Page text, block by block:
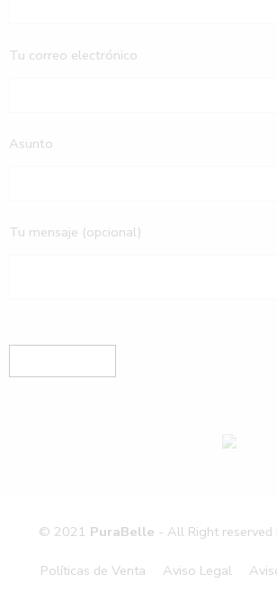
Tu correo electrónico
Asunto
Tu mensaje (opcional)
© 2021 PuraBelle - All Right reserved
Políticas de Venta Aviso Legal